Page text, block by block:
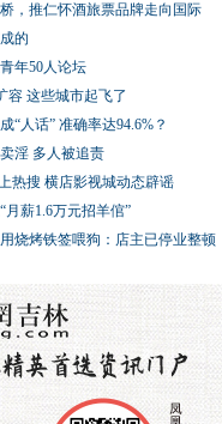
，推仁怀酒旅票品牌走向国际
的
年50人论坛
容 这些城市起飞了
“人话” 准确率达94.6%？
淫 多人被追责
热搜 横店影视城动态辟谣
月薪1.6万元招羊倌”
烧烤铁签喂狗：店主已停业整顿